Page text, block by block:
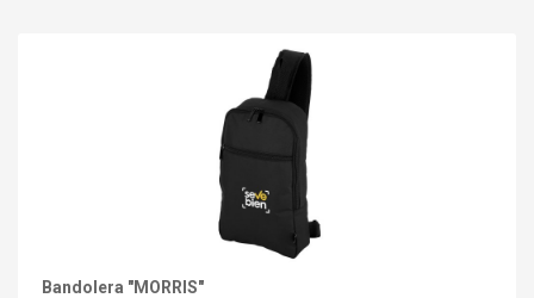
Bandolera "MORRIS"